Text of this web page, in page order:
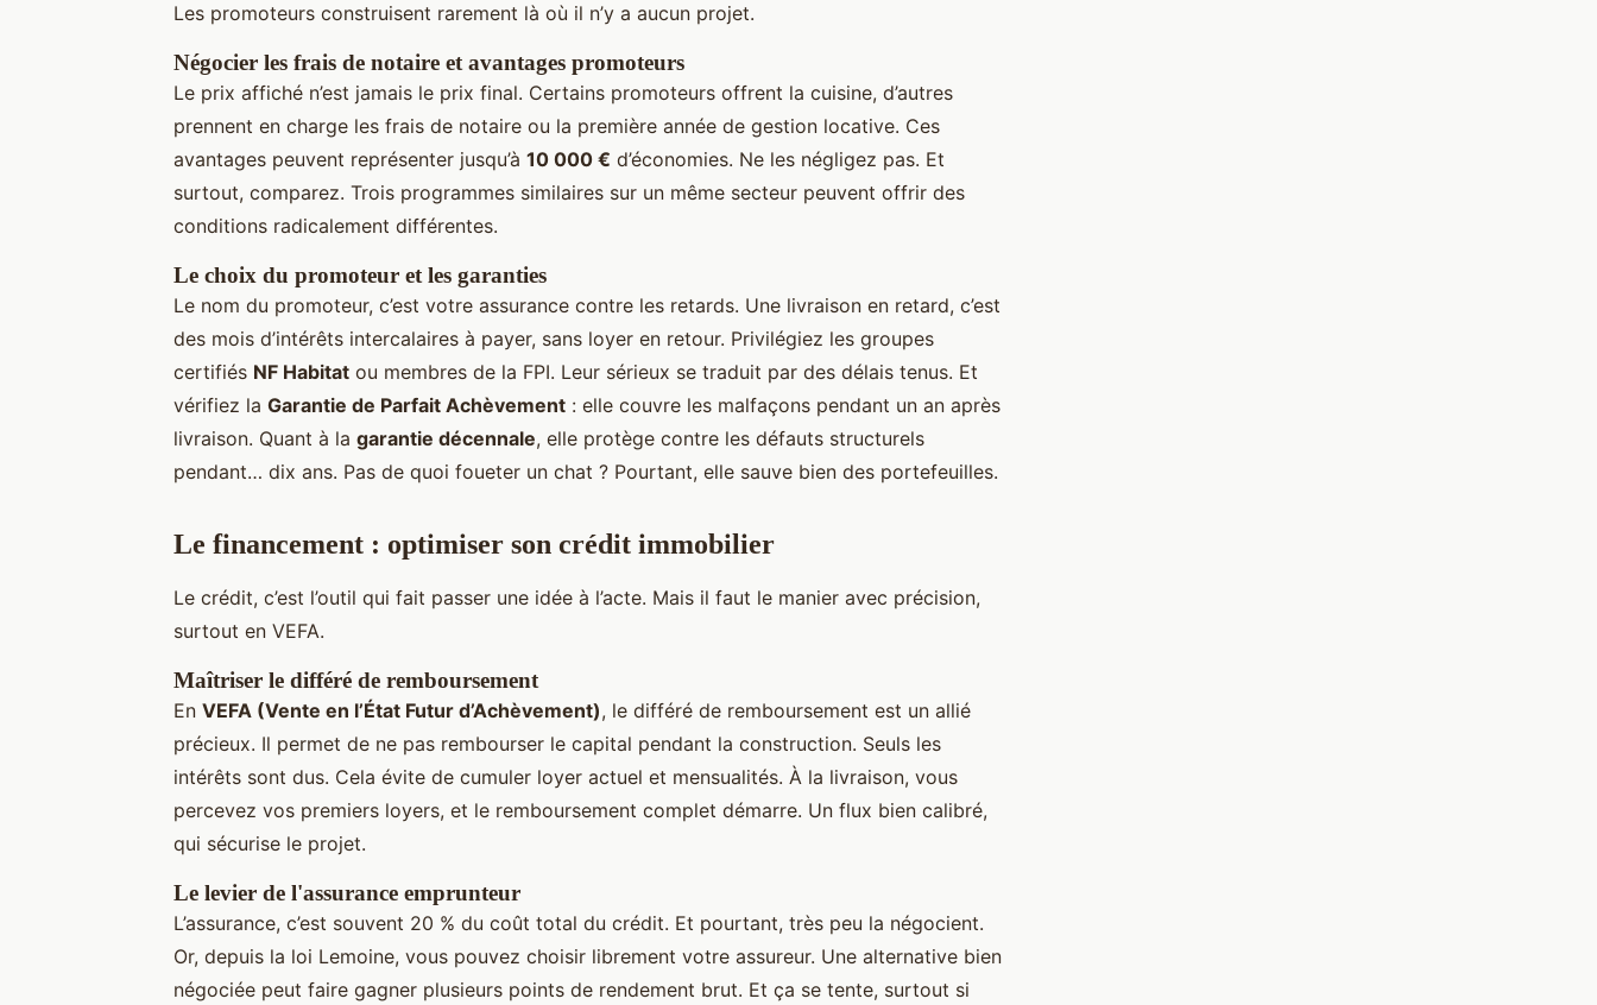
Les promoteurs construisent rarement là où il n’y a aucun projet.
Négocier les frais de notaire et avantages promoteurs
Le prix affiché n’est jamais le prix final. Certains promoteurs offrent la cuisine, d’autres
prennent en charge les frais de notaire ou la première année de gestion locative. Ces
avantages peuvent représenter jusqu’à 10 000 € d’économies. Ne les négligez pas. Et
surtout, comparez. Trois programmes similaires sur un même secteur peuvent offrir des
conditions radicalement différentes.
Le choix du promoteur et les garanties
Le nom du promoteur, c’est votre assurance contre les retards. Une livraison en retard, c’est
des mois d’intérêts intercalaires à payer, sans loyer en retour. Privilégiez les groupes
certifiés NF Habitat ou membres de la FPI. Leur sérieux se traduit par des délais tenus. Et
vérifiez la Garantie de Parfait Achèvement : elle couvre les malfaçons pendant un an après
livraison. Quant à la garantie décennale, elle protège contre les défauts structurels
pendant… dix ans. Pas de quoi foueter un chat ? Pourtant, elle sauve bien des portefeuilles.
Le financement : optimiser son crédit immobilier
Le crédit, c’est l’outil qui fait passer une idée à l’acte. Mais il faut le manier avec précision,
surtout en VEFA.
Maîtriser le différé de remboursement
En VEFA (Vente en l’État Futur d’Achèvement), le différé de remboursement est un allié
précieux. Il permet de ne pas rembourser le capital pendant la construction. Seuls les
intérêts sont dus. Cela évite de cumuler loyer actuel et mensualités. À la livraison, vous
percevez vos premiers loyers, et le remboursement complet démarre. Un flux bien calibré,
qui sécurise le projet.
Le levier de l'assurance emprunteur
L’assurance, c’est souvent 20 % du coût total du crédit. Et pourtant, très peu la négocient.
Or, depuis la loi Lemoine, vous pouvez choisir librement votre assureur. Une alternative bien
négociée peut faire gagner plusieurs points de rendement brut. Et ça se tente, surtout si